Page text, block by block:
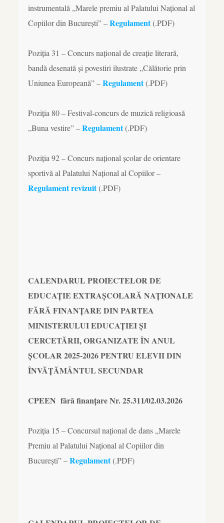
instrumentală „Marele premiu al Palatului Național al
Copiilor din București” –Regulament(.PDF)
Poziția 31 – Concurs național de creație literară,
bandă desenată și povestiri ilustrate „Călătorie prin
Uniunea Europeană” –Regulament(.PDF)
Poziția 80 – Festival-concurs de muzică religioasă
„Buna vestire” –Regulament(.PDF)
Poziția 92 – Concurs național școlar de orientare
sportivă al Palatului Național al Copiilor –
Regulament revizuit(.PDF)
CALENDARUL PROIECTELOR DE
EDUCAȚIE EXTRAȘCOLARĂ NAȚIONALE
FĂRĂ FINANȚARE DIN PARTEA
MINISTERULUI EDUCAȚIEI ȘI
CERCETĂRII, ORGANIZATE ÎN ANUL
ȘCOLAR 2025-2026 PENTRU ELEVII DIN
ÎNVĂȚĂMÂNTUL SECUNDAR
CPEEN fără finanțare Nr. 25.311/02.03.2026
Poziția 15 – Concursul național de dans „Marele
Premiu al Palatului Național al Copiilor din
București” –Regulament(.PDF)